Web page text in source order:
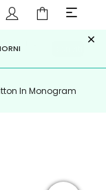
E
×
In Monogram